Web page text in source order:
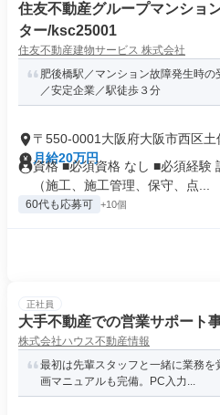
住友不動産グループマンショ
ター/ksc25001
住友不動産建物サービス 株式会社
肥後橋駅／マンション故障発生時
／安定企業／駅徒歩３分
〒550-0001大阪府大阪市西区土
月給20万円
資格 ■必須資格 なし ■必須経験
（施工、施工管理、保守、点...
60代も応募可 +10個
正社員
大手不動産での営業サポート
株式会社ハウス不動産情報
最初は先輩スタッフと一緒に業務
画マニュアルも完備。PC入力...